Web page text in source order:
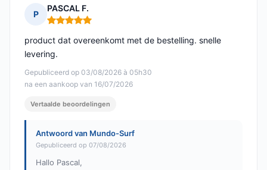
P
PASCAL F.
Opmerking: 5 van 5
Gepubliceerd op 03/08/2026 à 05h30
na een aankoop van 16/07/2026
product dat overeenkomt met de bestelling. snelle
levering.
Vertaalde beoordelingen
Antwoord van Mundo-Surf
Gepubliceerd op 07/08/2026
Hallo Pascal,